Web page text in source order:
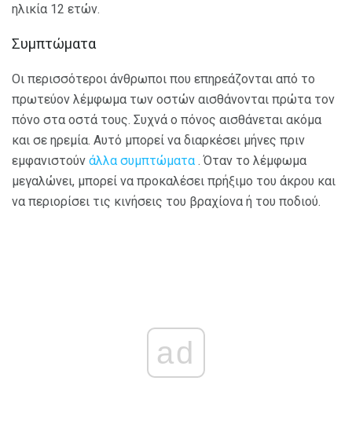
ηλικία 12 ετών.
Συμπτώματα
Οι περισσότεροι άνθρωποι που επηρεάζονται από το
πρωτεύον λέμφωμα των οστών αισθάνονται πρώτα τον
πόνο στα οστά τους. Συχνά ο πόνος αισθάνεται ακόμα
και σε ηρεμία. Αυτό μπορεί να διαρκέσει μήνες πριν
εμφανιστούν άλλα συμπτώματα . Όταν το λέμφωμα
μεγαλώνει, μπορεί να προκαλέσει πρήξιμο του άκρου και
να περιορίσει τις κινήσεις του βραχίονα ή του ποδιού.
ad